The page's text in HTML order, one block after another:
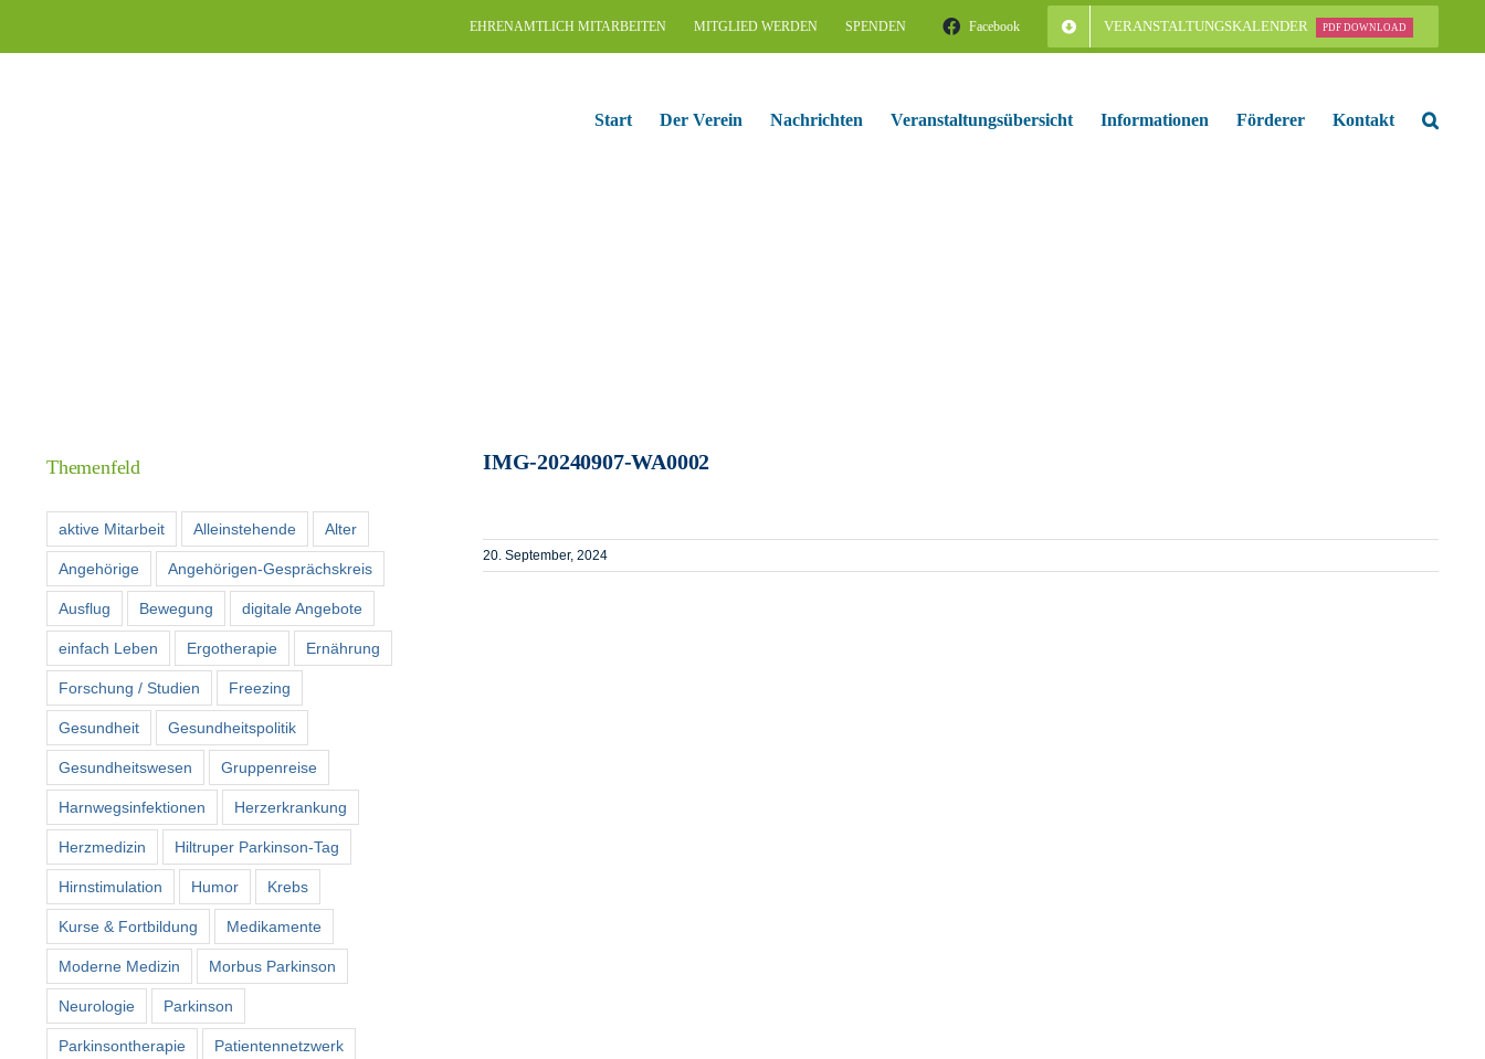
EHRENAMTLICH MITARBEITEN MITGLIED WERDEN SPENDEN Facebook VERANSTALTUNGSKALENDER PDF DOWNLOAD
Start Der Verein Nachrichten Veranstaltungsübersicht Informationen Förderer Kontakt
IMG-20240907-WA0002
20. September, 2024
Themenfeld
aktive Mitarbeit Alleinstehende Alter
Angehörige Angehörigen-Gesprächskreis
Ausflug Bewegung digitale Angebote
einfach Leben Ergotherapie Ernährung
Forschung / Studien Freezing
Gesundheit Gesundheitspolitik
Gesundheitswesen Gruppenreise
Harnwegsinfektionen Herzerkrankung
Herzmedizin Hiltruper Parkinson-Tag
Hirnstimulation Humor Krebs
Kurse & Fortbildung Medikamente
Moderne Medizin Morbus Parkinson
Neurologie Parkinson
Parkinsontherapie Patientennetzwerk